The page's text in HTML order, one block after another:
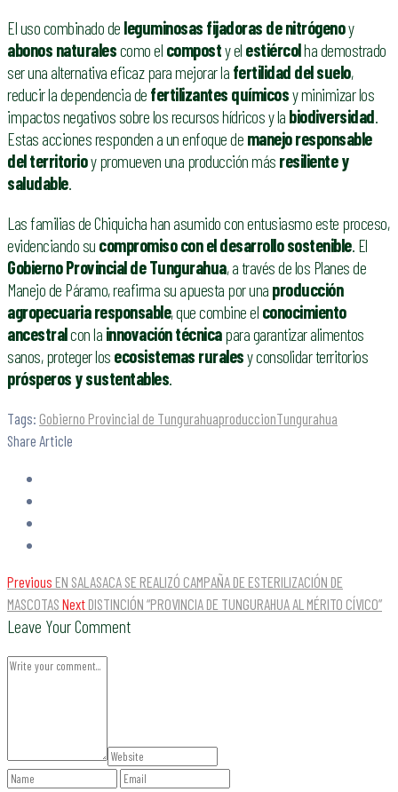
El uso combinado de leguminosas fijadoras de nitrógenoy
abonos naturalescomo el composty el estiércolha demostrado
ser una alternativa eficaz para mejorar la fertilidad del suelo,
reducir la dependencia de fertilizantes químicosy minimizar los
impactos negativos sobre los recursos hídricos y la biodiversidad.
Estas acciones responden a un enfoque de manejo responsable
del territorioy promueven una producción más resiliente y
saludable.
Las familias de Chiquicha han asumido con entusiasmo este proceso,
evidenciando su compromiso con el desarrollo sostenible. El
Gobierno Provincial de Tungurahua, a través de los Planes de
Manejo de Páramo, reafirma su apuesta por una producción
agropecuaria responsable, que combine el conocimiento
ancestralcon la innovación técnicapara garantizar alimentos
sanos, proteger los ecosistemas ruralesy consolidar territorios
prósperos y sustentables.
Tags: Gobierno Provincial de TungurahuaproduccionTungurahua
Share Article
Previous EN SALASACA SE REALIZÓ CAMPAÑA DE ESTERILIZACIÓN DE
MASCOTAS Next DISTINCIÓN “PROVINCIA DE TUNGURAHUA AL MÉRITO CÍVICO”
Leave Your Comment